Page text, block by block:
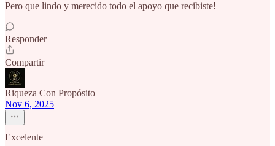
Pero que lindo y merecido todo el apoyo que recibiste!
Responder
Compartir
Riqueza Con Propósito
Nov 6, 2025
Excelente